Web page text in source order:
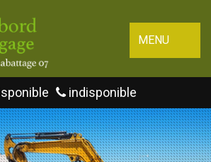
MENU
indisponible